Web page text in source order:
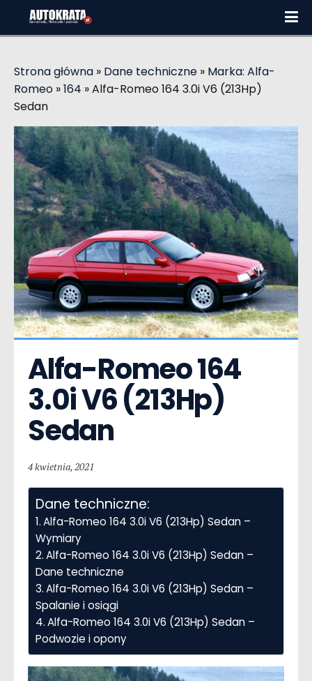
Strona główna » Dane techniczne » Marka: Alfa-
Romeo »164 »Alfa-Romeo 164 3.0i V6 (213Hp)
Sedan
Alfa-Romeo 164
3.0i V6 (213Hp)
Sedan
4 kwietnia, 2021
Dane techniczne:
Alfa-Romeo 164 3.0i V6 (213Hp) Sedan –
Wymiary
Alfa-Romeo 164 3.0i V6 (213Hp) Sedan –
Dane techniczne
Alfa-Romeo 164 3.0i V6 (213Hp) Sedan –
Spalanie i osiągi
Alfa-Romeo 164 3.0i V6 (213Hp) Sedan –
Podwozie i opony